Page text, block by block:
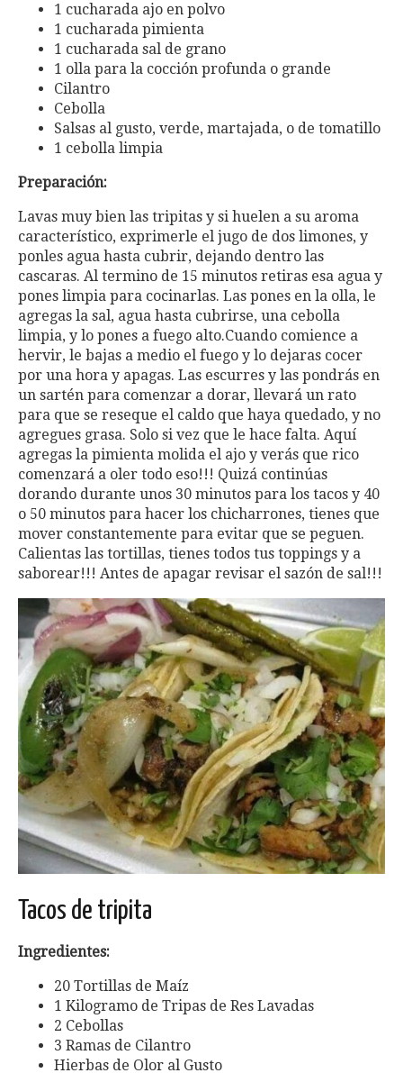
1 cucharada ajo en polvo
1 cucharada pimienta
1 cucharada sal de grano
1 olla para la cocción profunda o grande
Cilantro
Cebolla
Salsas al gusto, verde, martajada, o de tomatillo
1 cebolla limpia
Preparación:
Lavas muy bien las tripitas y si huelen a su aroma
característico, exprimerle el jugo de dos limones, y
ponles agua hasta cubrir, dejando dentro las
cascaras. Al termino de 15 minutos retiras esa agua y
pones limpia para cocinarlas. Las pones en la olla, le
agregas la sal, agua hasta cubrirse, una cebolla
limpia, y lo pones a fuego alto.Cuando comience a
hervir, le bajas a medio el fuego y lo dejaras cocer
por una hora y apagas. Las escurres y las pondrás en
un sartén para comenzar a dorar, llevará un rato
para que se reseque el caldo que haya quedado, y no
agregues grasa. Solo si vez que le hace falta. Aquí
agregas la pimienta molida el ajo y verás que rico
comenzará a oler todo eso!!! Quizá continúas
dorando durante unos 30 minutos para los tacos y 40
o 50 minutos para hacer los chicharrones, tienes que
mover constantemente para evitar que se peguen.
Calientas las tortillas, tienes todos tus toppings y a
saborear!!! Antes de apagar revisar el sazón de sal!!!
Tacos de tripita
Ingredientes:
20 Tortillas de Maíz
1 Kilogramo de Tripas de Res Lavadas
2 Cebollas
3 Ramas de Cilantro
Hierbas de Olor al Gusto